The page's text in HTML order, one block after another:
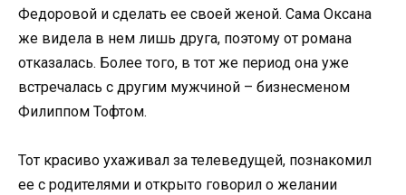
Федоровой и сделать ее своей женой. Сама Оксана
же видела в нем лишь друга, поэтому от романа
отказалась. Более того, в тот же период она уже
встречалась с другим мужчиной – бизнесменом
Филиппом Тофтом.
Тот красиво ухаживал за телеведущей, познакомил
ее с родителями и открыто говорил о желании